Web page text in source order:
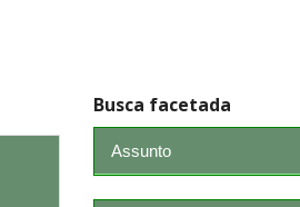
Busca facetada
Assunto